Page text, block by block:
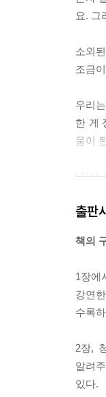
요. 그
소외
조금
우리
한 게
움이
“저의
죽어
아줄
무기
에 어
하자.
출판
책의
1장에
강연
수록
2장,
알려
있다.